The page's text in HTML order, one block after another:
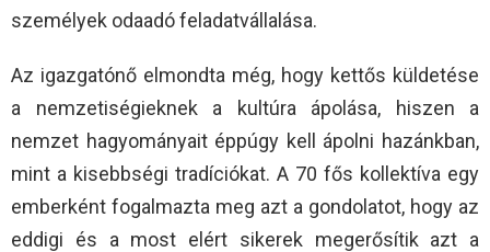
személyek odaadó feladatvállalása.
Az igazgatónő elmondta még, hogy kettős küldetése
a nemzetiségieknek a kultúra ápolása, hiszen a
nemzet hagyományait éppúgy kell ápolni hazánkban,
mint a kisebbségi tradíciókat. A 70 fős kollektíva egy
emberként fogalmazta meg azt a gondolatot, hogy az
eddigi és a most elért sikerek megerősítik azt a